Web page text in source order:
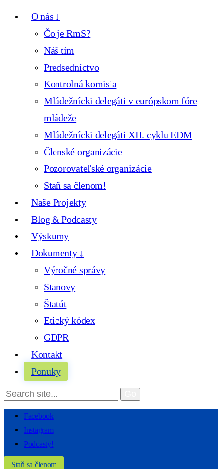
O nás ↓
Čo je RmS?
Náš tím
Predsedníctvo
Kontrolná komisia
Mládežnícki delegáti v európskom fóre
mládeže
Mládežnícki delegáti XII. cyklu EDM
Členské organizácie
Pozorovateľské organizácie
Staň sa členom!
Naše Projekty
Blog & Podcasty
Výskumy
Dokumenty ↓
Výročné správy
Stanovy
Štatút
Etický kódex
GDPR
Kontakt
Ponuky
Facebook
Instagram
Podcasty!
Staň sa členom